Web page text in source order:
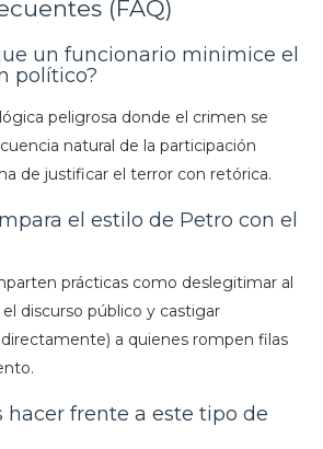
(FAQ)
un funcionario minimice el
político?
peligrosa donde el crimen se
natural de la participación
de justificar el terror con retórica.
el estilo de Petro con el
prácticas como deslegitimar al
discurso público y castigar
a quienes rompen filas
hacer frente a este tipo de